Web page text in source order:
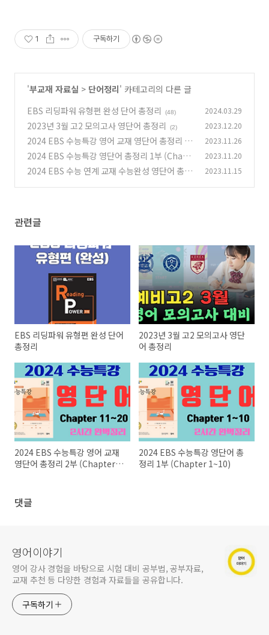
1 구독하기
'부교재 자료실 > 단어정리' 카테고리의 다른 글
EBS 리딩파워 유형편 완성 단어 총정리
(48) 2024.03.29
2023년 3월 고2 모의고사 영단어 총정리 (2) 2023.12.20
2024 EBS 수능특강 영어 교재 영단어 총정리 2
부 (Chapter 11~20) (1)
2023.11.26
2024 EBS 수능특강 영단어 총정리 1부 (Chapt
er 1~10)
(0)
2023.11.20
2024 EBS 수능 연계 교재 수능완성 영단어 총정
2023.11.15
관련글
EBS 리딩파워 유형편 완성 단어
총정리
2023년 3월 고2 모의고사 영단
어 총정리
2024 EBS 수능특강 영어 교재
영단어 총정리 2부 (Chapter
2024 EBS 수능특강 영단어 총
정리 1부 (Chapter 1~10)
댓글
영어이야기
영어 강사 경험을 바탕으로 시험 대비 공부법, 공부자료,
교재 추천 등 다양한 경험과 자료들을 공유합니다.
구독하기